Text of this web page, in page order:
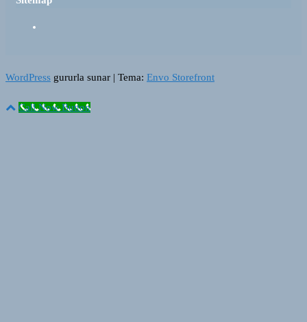
WordPress gururla sunar | Tema: Envo Storefront
Call Now Button